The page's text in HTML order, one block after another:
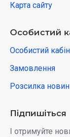
Карта сайту
Особистий
Особистий
Замовлення
Розсилка новин
Підпишіться
І отримуйте